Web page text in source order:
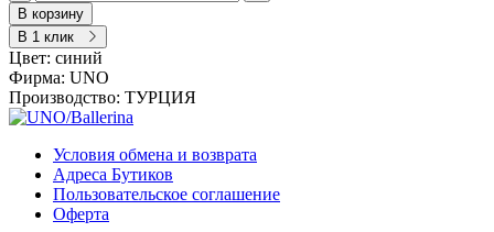
В корзину
В 1 клик
Цвет: синий
Фирма: UNO
Производство: ТУРЦИЯ
Условия обмена и возврата
Адреса Бутиков
Пользовательское соглашение
Оферта